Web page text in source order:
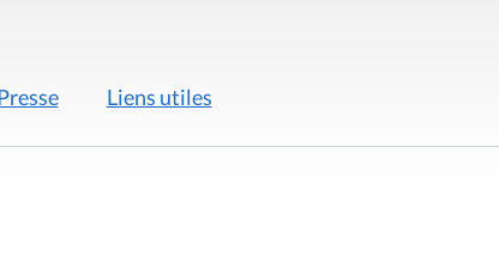
Liens utiles